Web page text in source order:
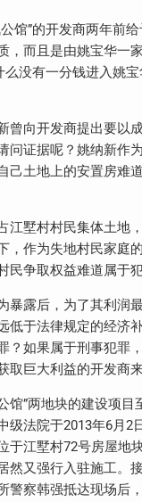
馆”的开发商两年前
，而且是由姚宝华一
么没有一分钱进入姚
曾向开发商提出要以
问证据呢？姚纳新作
己土地上的安置房难
江墅村村民集体土地
，作为失地村民家庭
民争取权益难道属于
暴露后，为了其利润
低于法律规定的经济
？如果属于刑事犯罪
取巨大利益的开发商
馆”两地块的建设项目
级法院于2013年6月2
于江墅村72号房屋地
然又强行入驻施工。
警察韩强抵达现场后